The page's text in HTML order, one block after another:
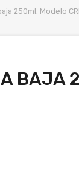
250ml. Modelo
BAJA